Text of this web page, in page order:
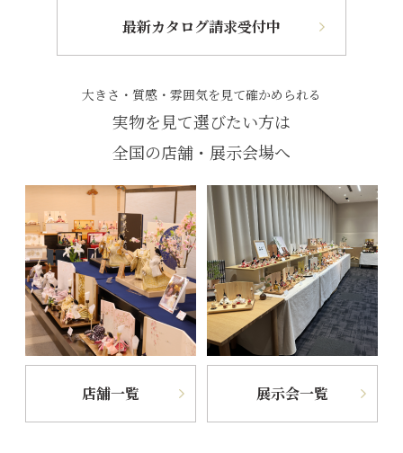
最新カタログ請求受付中
大きさ・質感・雰囲気を見て確かめられる
実物を見て選びたい方は
全国の店舗・展示会場へ
店舗一覧 展示会一覧